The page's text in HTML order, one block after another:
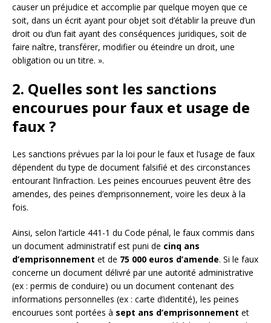
causer un préjudice et accomplie par quelque moyen que ce
soit, dans un écrit ayant pour objet soit d’établir la preuve d’un
droit ou d’un fait ayant des conséquences juridiques, soit de
faire naître, transférer, modifier ou éteindre un droit, une
obligation ou un titre. ».
2. Quelles sont les sanctions
encourues pour faux et usage de
faux ?
Les sanctions prévues par la loi pour le faux et l’usage de faux
dépendent du type de document falsifié et des circonstances
entourant l’infraction. Les peines encourues peuvent être des
amendes, des peines d’emprisonnement, voire les deux à la
fois.
Ainsi, selon l’article 441-1 du Code pénal, le faux commis dans
un document administratif est puni de cinq ans
d’emprisonnement et de 75 000 euros d’amende. Si le faux
concerne un document délivré par une autorité administrative
(ex : permis de conduire) ou un document contenant des
informations personnelles (ex : carte d’identité), les peines
encourues sont portées à sept ans d’emprisonnement et